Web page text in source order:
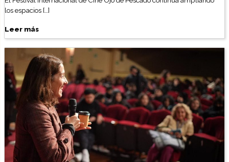
los espacios […]
Leer más